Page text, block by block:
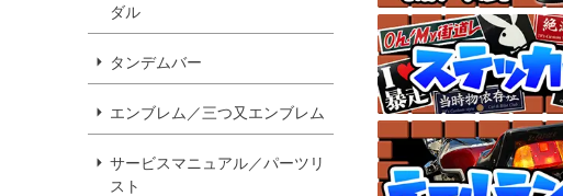
ダル
タンデムバー
エンブレム／三つ又エンブレム
サービスマニュアル／パーツリ
スト